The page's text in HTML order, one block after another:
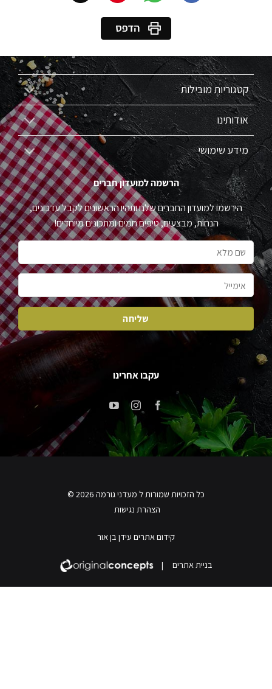
קטגוריות מובילות
אודותינו
מידע שימושי
הרשמה למועדון חברים
הירשמו למועדון החברים שלנו ותהיו הראשונים לקבל עדכונים,
הנחות, מבצעים, טיפים חמים ומתכונים מיוחדים!
עקבו אחרינו
כל הזכויות שמורות ל מעדני גורמה 2026 ©
הצהרת נגישות
קידום אתרים עידן בן אור
בניית אתרים |